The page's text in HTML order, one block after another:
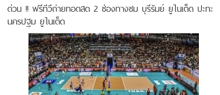
ด่วน !! ฟรีทีวีถ่ายทอดสด 2 ช่องทางชม บุรีรัมย์ ยูไนเต็ด ปะทะ
นครปฐม ยูไนเต็ด